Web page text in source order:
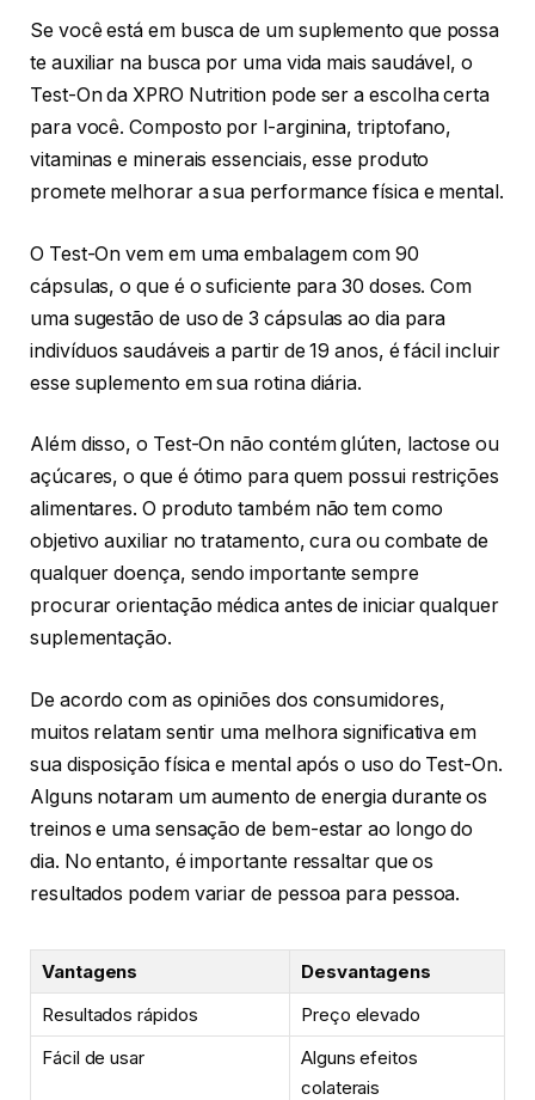
Se você está em busca de um suplemento que possa
te auxiliar na busca por uma vida mais saudável, o
Test-On da XPRO Nutrition pode ser a escolha certa
para você. Composto por l-arginina, triptofano,
vitaminas e minerais essenciais, esse produto
promete melhorar a sua performance física e mental.
O Test-On vem em uma embalagem com 90
cápsulas, o que é o suficiente para 30 doses. Com
uma sugestão de uso de 3 cápsulas ao dia para
indivíduos saudáveis a partir de 19 anos, é fácil incluir
esse suplemento em sua rotina diária.
Além disso, o Test-On não contém glúten, lactose ou
açúcares, o que é ótimo para quem possui restrições
alimentares. O produto também não tem como
objetivo auxiliar no tratamento, cura ou combate de
qualquer doença, sendo importante sempre
procurar orientação médica antes de iniciar qualquer
suplementação.
De acordo com as opiniões dos consumidores,
muitos relatam sentir uma melhora significativa em
sua disposição física e mental após o uso do Test-On.
Alguns notaram um aumento de energia durante os
treinos e uma sensação de bem-estar ao longo do
dia. No entanto, é importante ressaltar que os
resultados podem variar de pessoa para pessoa.
Vantagens
Desvantagens
Resultados rápidos
Preço elevado
Fácil de usar
Alguns efeitos
colaterais